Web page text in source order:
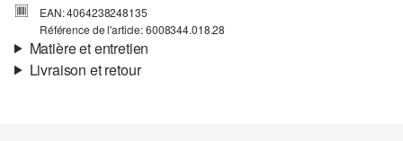
EAN: 4064238248135
Référence de l'article: 6008344.018.28
Matière et entretien
Livraison et retour